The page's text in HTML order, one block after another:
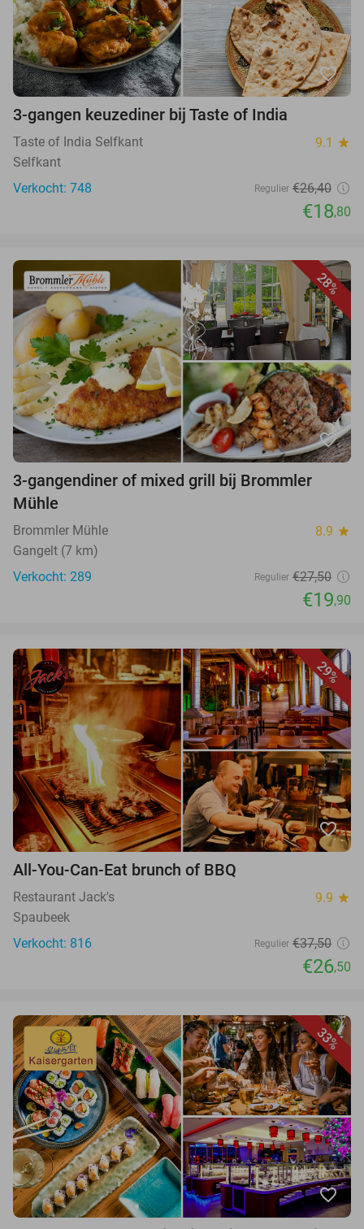
favorite_border
3-gangen keuzediner bij Taste of India
Taste of India Selfkant 9.1 star
Selfkant
Verkocht: 748
Regulier €26,40
€18,80
28%
favorite_border
3-gangendiner of mixed grill bij Brommler
Mühle
Brommler Mühle 8.9 star
Gangelt (7 km)
Verkocht: 289
Regulier €27,50
€19,90
29%
favorite_border
All-You-Can-Eat brunch of BBQ
Restaurant Jack's 9.9 star
Spaubeek
Verkocht: 816
Regulier €37,50
€26,50
33%
favorite_border